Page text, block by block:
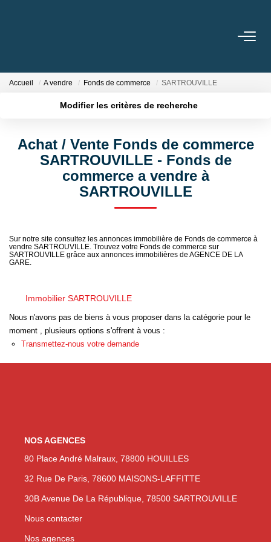
NOS AGENCES
Nous Rejoindre
NOUS CONTACTER
EN ES
Accueil A vendre Fonds de commerce SARTROUVILLE
Modifier les critères de recherche
Plus de critères Créer une alerte
Achat / Vente Fonds de commerce
SARTROUVILLE - Fonds de
commerce a vendre à
SARTROUVILLE
Sur notre site consultez les annonces immobilière de Fonds de commerce à
vendre SARTROUVILLE. Trouvez votre Fonds de commerce sur
SARTROUVILLE grâce aux annonces immobilières de AGENCE DE LA
GARE.
Immobilier SARTROUVILLE
Nous n'avons pas de biens à vous proposer dans la catégorie pour le
moment , plusieurs options s'offrent à vous :
Transmettez-nous votre demande
NOS AGENCES
80 Place André Malraux, 78800 HOUILLES
32 Rue De Paris, 78600 MAISONS-LAFFITTE
30B Avenue De La République, 78500 SARTROUVILLE
Nous contacter
Nos agences